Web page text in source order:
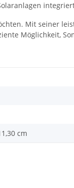
Mit seiner
Möglichkeit,
cm